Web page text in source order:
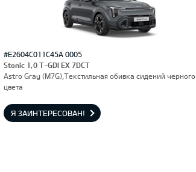
#E2604C011C45A 0005
Stonic 1,0 T-GDI EX 7DCT
Astro Gray (M7G),Текстильная обивка сидений черного
цвета
Я ЗАИНТЕРЕСОВАН!